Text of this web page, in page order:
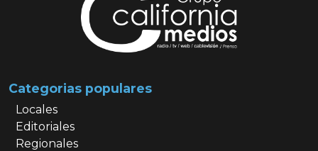
Categorias populares
Locales
Editoriales
Regionales